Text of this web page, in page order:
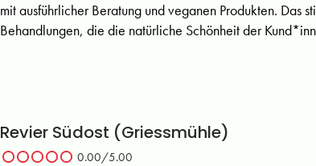
mit ausführlicher Beratung und veganen Produkten. Das
Behandlungen, die die natürliche Schönheit der
Revier Südost (Griessmühle)
0.00/5.00